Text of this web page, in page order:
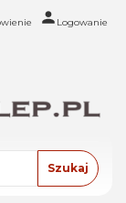
Logowanie